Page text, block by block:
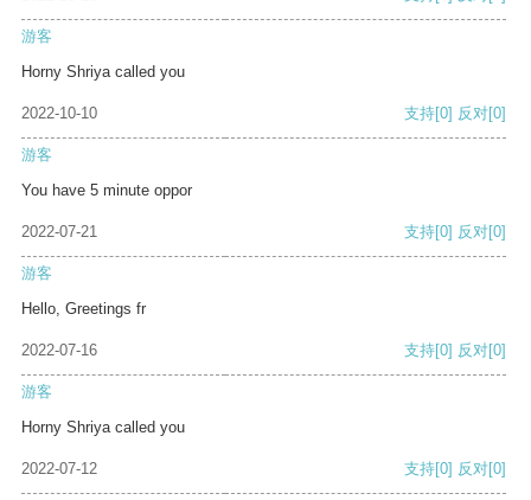
游客
Horny Shriya called you
2022-10-10 支持[0] 反对[0]
游客
You have 5 minute oppor
2022-07-21 支持[0] 反对[0]
游客
Hello, Greetings fr
2022-07-16 支持[0] 反对[0]
游客
Horny Shriya called you
2022-07-12 支持[0] 反对[0]